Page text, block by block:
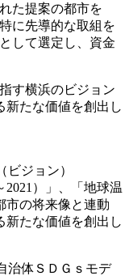
た提案の都市を
に先導的な取組を
して選定し、資金
す横浜のビジョン
新たな価値を創出し
ジョン）
2021）」、「地球温
市の将来像と連動
たな価値を創出し
治体ＳＤＧｓモデ